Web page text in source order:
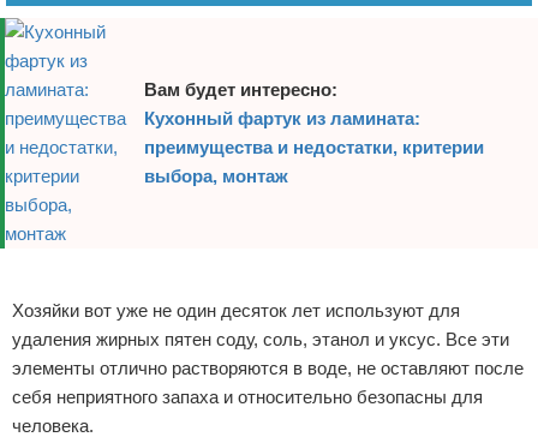
Вам будет интересно:
Кухонный фартук из ламината:
преимущества и недостатки, критерии
выбора, монтаж
Хозяйки вот уже не один десяток лет используют для
удаления жирных пятен соду, соль, этанол и уксус. Все эти
элементы отлично растворяются в воде, не оставляют после
себя неприятного запаха и относительно безопасны для
человека.